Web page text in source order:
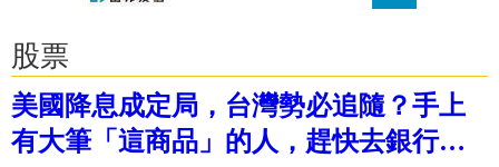
股票
美國降息成定局，台灣勢必追隨？手上
有大筆「這商品」的人，趕快去銀行…